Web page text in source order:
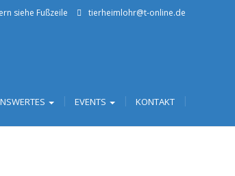
siehe Fußzeile tierheimlohr@t-online.de
EVENTS KONTAKT